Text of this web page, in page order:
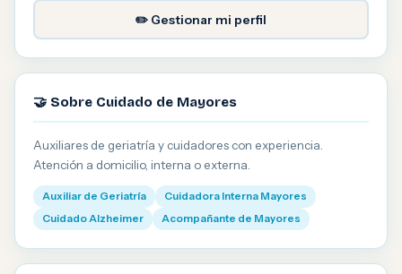
✏️ Gestionar mi perfil
🤝 Sobre Cuidado de Mayores
Auxiliares de geriatría y cuidadores con experiencia.
Atención a domicilio, interna o externa.
Auxiliar de Geriatría
Cuidadora Interna Mayores
Cuidado Alzheimer
Acompañante de Mayores